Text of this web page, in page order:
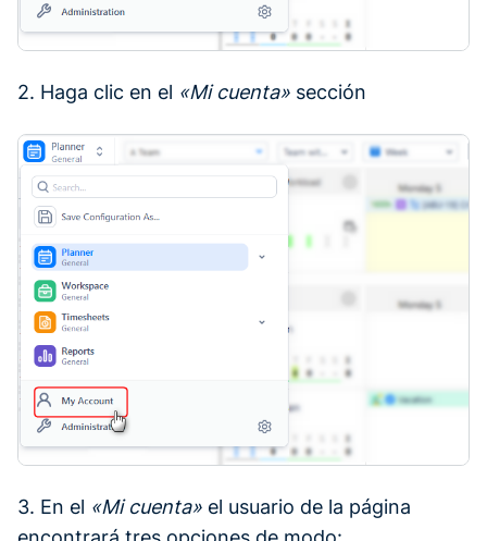
2. Haga clic en el «Mi cuenta» sección
3. En el «Mi cuenta» el usuario de la página